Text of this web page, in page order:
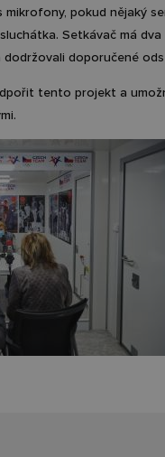
mikrofony, pokud nějaký
Setkávač má
doporučené
tento projekt a